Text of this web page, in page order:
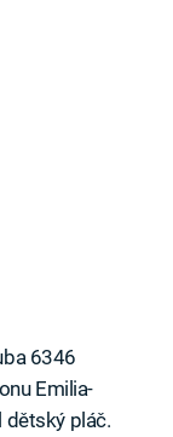
6346
Emilia-
dětský pláč.